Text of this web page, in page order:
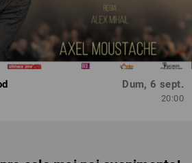
Dum, 6 sept.
20:00